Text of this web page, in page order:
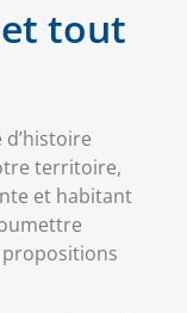
tout
territoire,
et habitant
propositions